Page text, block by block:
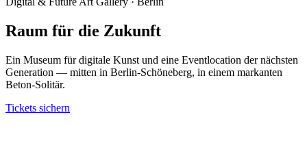
Raum für die Zukunft
Ein Museum für digitale Kunst und eine Eventlocation der nächsten
Generation — mitten in Berlin-Schöneberg, in einem markanten
Beton-Solitär.
Tickets sichern